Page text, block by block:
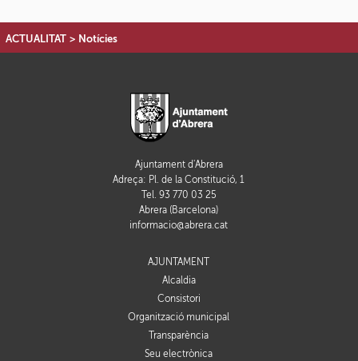
ACTUALITAT > Notícies
Ajuntament d'Abrera
Adreça: Pl. de la Constitució, 1
Tel. 93 770 03 25
Abrera (Barcelona)
informacio@abrera.cat
AJUNTAMENT
Alcaldia
Consistori
Organització municipal
Transparència
Seu electrònica